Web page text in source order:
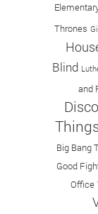
Thrones
Blind
and
Big Bang
Good
Office